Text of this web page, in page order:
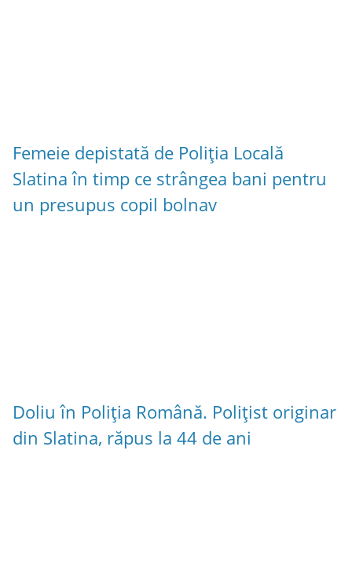
Femeie depistată de Poliția Locală
Slatina în timp ce strângea bani pentru
un presupus copil bolnav
Doliu în Poliția Română. Polițist originar
din Slatina, răpus la 44 de ani